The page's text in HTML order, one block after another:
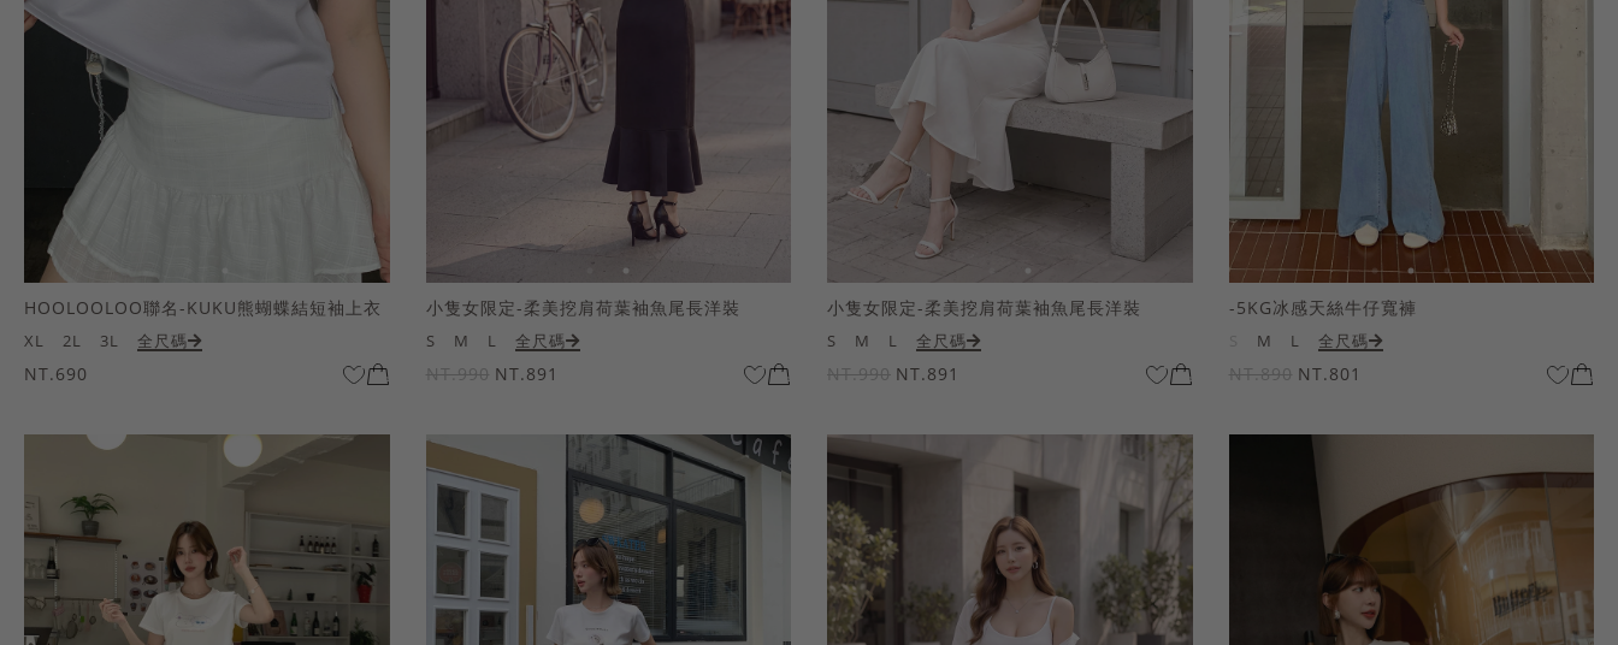
HOOLOOLOO聯名-KUKU熊蝴蝶結短袖上衣
XL 2L 3L 全尺碼
NT.690
小隻女限定-柔美挖肩荷葉袖魚尾長洋裝
S M L 全尺碼
NT.990 NT.891
小隻女限定-柔美挖肩荷葉袖魚尾長洋裝
S M L 全尺碼
NT.990 NT.891
-5KG冰感天絲牛仔寬褲
M L 全尺碼
NT.890 NT.801